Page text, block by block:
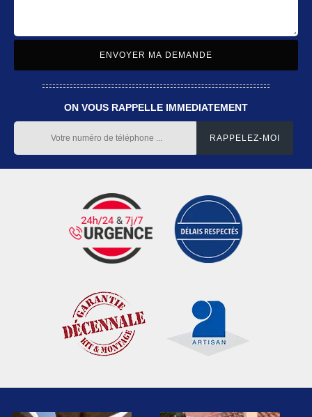
ON VOUS RAPPELLE IMMEDIATEMENT